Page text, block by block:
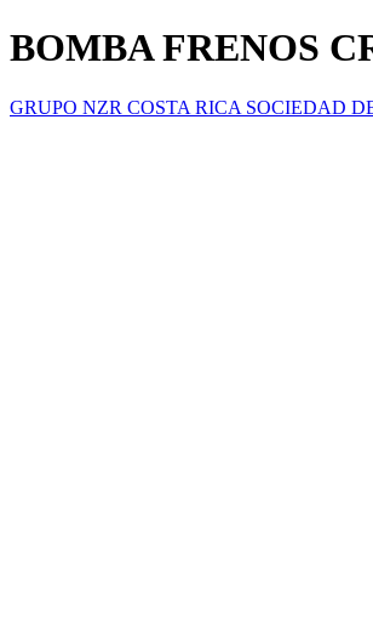
BOMBA FRENOS
GRUPO NZR COSTA RICA SOCIEDAD